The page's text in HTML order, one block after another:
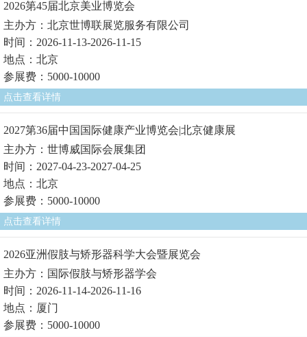
2026第45届北京美业博览会
主办方：北京世博联展览服务有限公司
时间：2026-11-13-2026-11-15
地点：北京
参展费：5000-10000
点击查看详情
2027第36届中国国际健康产业博览会|北京健康展
主办方：世博威国际会展集团
时间：2027-04-23-2027-04-25
地点：北京
参展费：5000-10000
点击查看详情
2026亚洲假肢与矫形器科学大会暨展览会
主办方：国际假肢与矫形器学会
时间：2026-11-14-2026-11-16
地点：厦门
参展费：5000-10000